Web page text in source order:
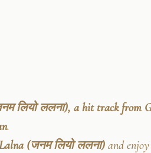
लियो ललना), a hit track from
.
(जनम लियो ललना) and